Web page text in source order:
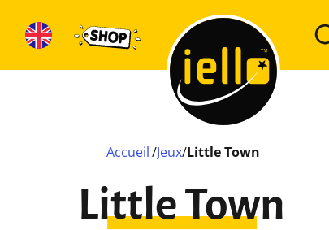
Accueil /Jeux/Little Town
Little Town